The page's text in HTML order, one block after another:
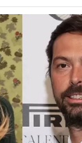
FACEBOOK
in
cinema,